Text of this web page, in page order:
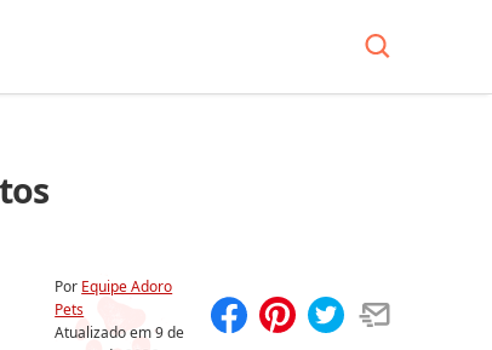
Por Equipe Adoro
Pets
Atualizado em9 de